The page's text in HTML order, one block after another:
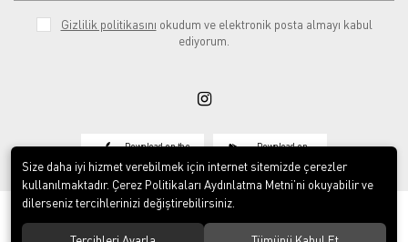
Gizlilik politikasını okudum ve elektronik posta almayı kabul
ediyorum.
Download on the Download on
Size daha iyi hizmet verebilmek için internet sitemizde çerezler
kullanılmaktadır. Çerez Politikaları Aydınlatma Metni’ni okuyabilir ve
dilerseniz tercihlerinizi değiştirebilirsiniz.